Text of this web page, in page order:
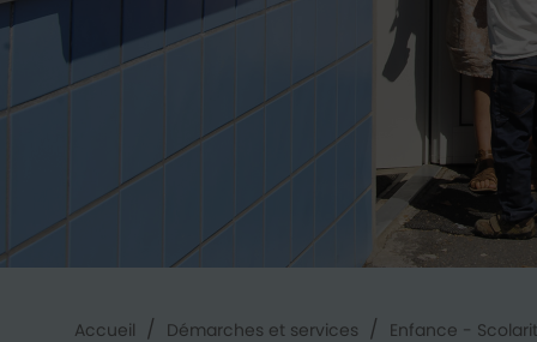
Accueil / Démarches et services / Enfance -